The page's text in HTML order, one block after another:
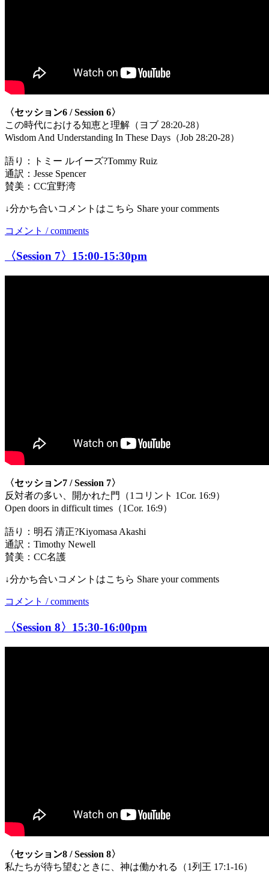
〈セッション6 / Session 6〉
この時代における知恵と理解（ヨブ 28:20-28）
Wisdom And Understanding In These Days（Job 28:20-28）
語り：トミー ルイーズ?Tommy Ruiz
通訳：Jesse Spencer
賛美：CC宜野湾
↓分かち合いコメントはこちら Share your comments
コメント / comments
〈Session 7〉15:00-15:30pm
〈セッション7 / Session 7〉
反対者の多い、開かれた門（1コリント 1Cor. 16:9）
Open doors in difficult times（1Cor. 16:9）
語り：明石 清正?Kiyomasa Akashi
通訳：Timothy Newell
賛美：CC名護
↓分かち合いコメントはこちら Share your comments
コメント / comments
〈Session 8〉15:30-16:00pm
〈セッション8 / Session 8〉
私たちが待ち望むときに、神は働かれる（1列王 17:1-16）